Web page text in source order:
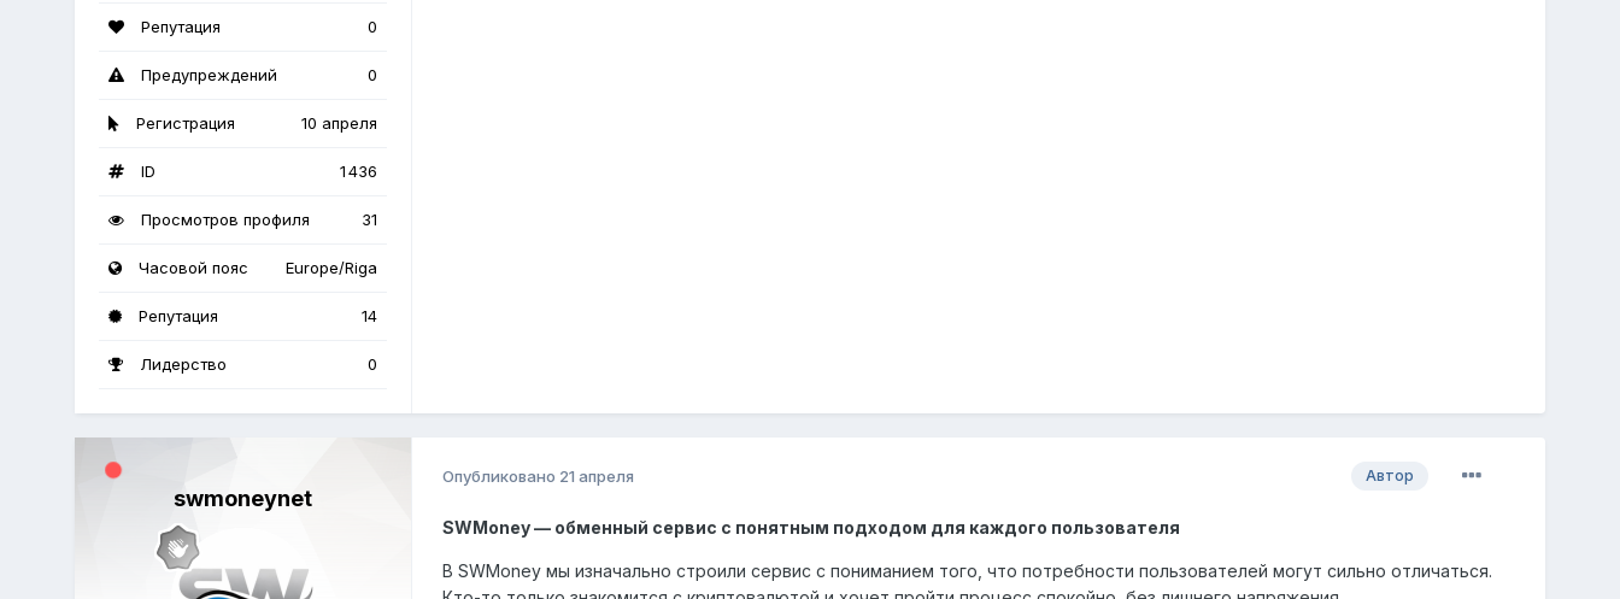
Репутация 0
Предупреждений 0
Регистрация 10 апреля
ID 1 436
Просмотров профиля 31
Часовой пояс Europe/Riga
Репутация 14
Лидерство 0
swmoneynet
Автор
Опубликовано 21 апреля
SWMoney — обменный сервис с понятным подходом для каждого пользователя
В SWMoney мы изначально строили сервис с пониманием того, что потребности пользователей могут сильно отличаться.